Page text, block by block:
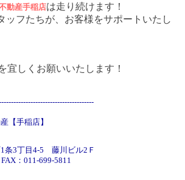
動産手稲店は走り続けます！
ッフたちが、お客様をサポートいたし
宜しくお願いいたします！
--------------------
【手稲店】
条3丁目4-5 藤川ビル2Ｆ
FAX：011-699-5811